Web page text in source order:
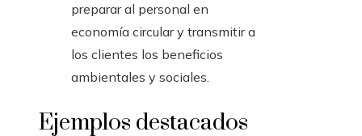
preparar al personal en
economía circular y transmitir a
los clientes los beneficios
ambientales y sociales.
Ejemplos destacados